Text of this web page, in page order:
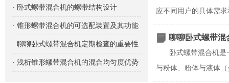
· 卧式螺带混合机的螺带结构设计
· 锥形螺带混合机的可选配装置及其功能
· 聊聊卧式螺带混合机定期检查的重要性
· 浅析锥形螺带混合机的混合均匀度优势
应不同用户的具体需
聊聊卧式螺带混
卧式螺带混合机
与粉体、粉体与液体